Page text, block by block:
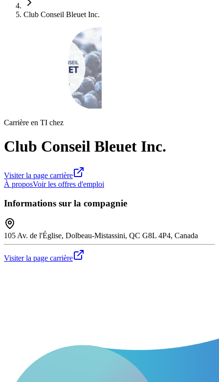
Club Conseil Bleuet Inc.
Carrière en TI chez
Club Conseil Bleuet Inc.
Visiter la page carrière
À proposVoir les offres d'emploi
Informations sur la compagnie
105 Av. de l'Église, Dolbeau-Mistassini, QC G8L 4P4, Canada
Visiter la page carrière